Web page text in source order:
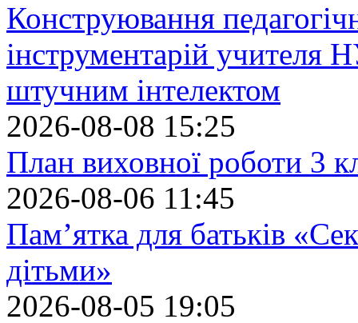
Конструювання
інструментарій учителя
штучним інтелектом
2026-08-08 15:25
План виховної роботи 3
2026-08-06 11:45
Пам’ятка для батьків
дітьми»
2026-08-05 19:05